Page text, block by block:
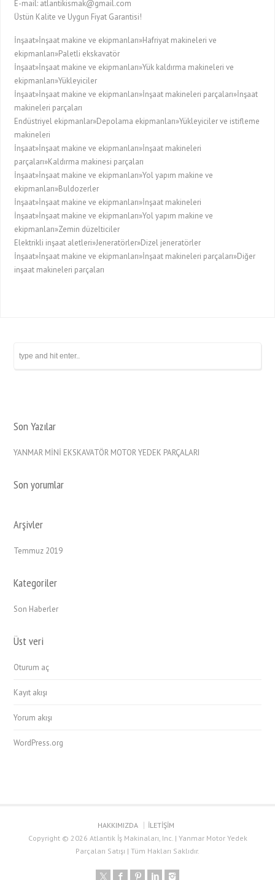
E-mail: atlantikismak@gmail.com
Üstün Kalite ve Uygun Fiyat Garantisi!
İnşaat»İnşaat makine ve ekipmanları»Hafriyat makineleri ve
ekipmanları»Paletli ekskavatör
İnşaat»İnşaat makine ve ekipmanları»Yük kaldırma makineleri ve
ekipmanları»Yükleyiciler
İnşaat»İnşaat makine ve ekipmanları»İnşaat makineleri parçaları»İnşaat
makineleri parçaları
Endüstriyel ekipmanlar»Depolama ekipmanları»Yükleyiciler ve istifleme
makineleri
İnşaat»İnşaat makine ve ekipmanları»İnşaat makineleri
parçaları»Kaldırma makinesi parçaları
İnşaat»İnşaat makine ve ekipmanları»Yol yapım makine ve
ekipmanları»Buldozerler
İnşaat»İnşaat makine ve ekipmanları»İnşaat makineleri
İnşaat»İnşaat makine ve ekipmanları»Yol yapım makine ve
ekipmanları»Zemin düzelticiler
Elektrikli inşaat aletleri»Jeneratörler»Dizel jeneratörler
İnşaat»İnşaat makine ve ekipmanları»İnşaat makineleri parçaları»Diğer
inşaat makineleri parçaları
Son Yazılar
YANMAR MİNİ EKSKAVATÖR MOTOR YEDEK PARÇALARI
Son yorumlar
Arşivler
Temmuz 2019
Kategoriler
Son Haberler
Üst veri
Oturum aç
Kayıt akışı
Yorum akışı
WordPress.org
HAKKIMIZDA
İLETİŞİM
Copyright © 2026 Atlantik İş Makinaları, Inc. | Yanmar Motor Yedek
Parçaları Satışı | Tüm Hakları Saklıdır.